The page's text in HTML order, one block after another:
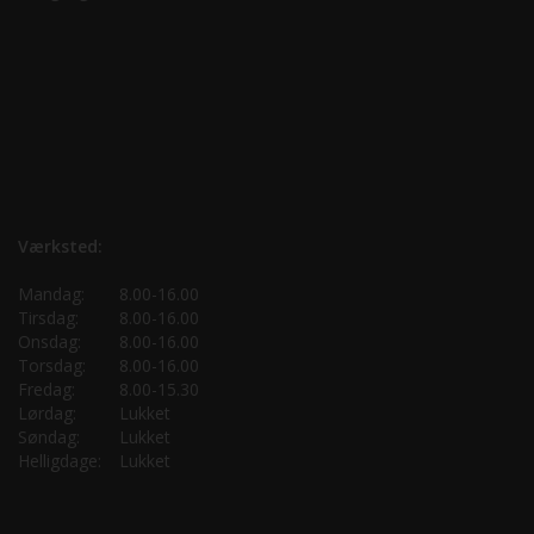
Værksted:
Mandag:
8.00-16.00
Tirsdag:
8.00-16.00
Onsdag:
8.00-16.00
Torsdag:
8.00-16.00
Fredag:
8.00-15.30
Lørdag:
Lukket
Søndag:
Lukket
Helligdage:
Lukket